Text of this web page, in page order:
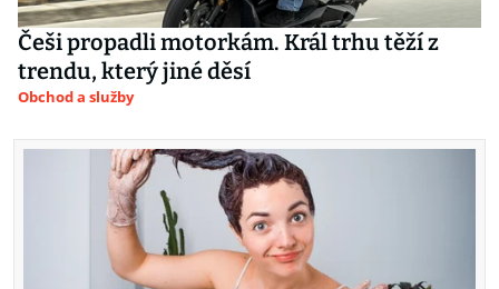
Češi propadli motorkám. Král trhu těží z
trendu, který jiné děsí
Obchod a služby